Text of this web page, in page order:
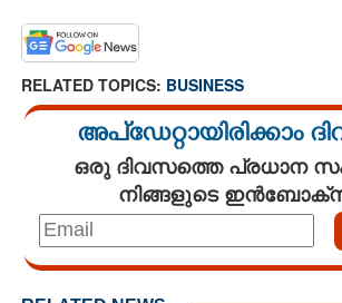
RELATED TOPICS: BUSINESS
അപ്ഡേറ്റായിരിക്കാം
ഒരു ദിവസത്തെ പ്രധാന
നിങ്ങളുടെ